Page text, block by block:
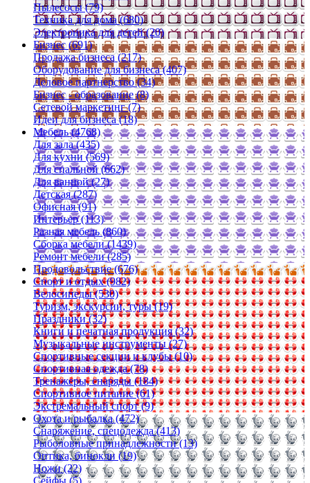
Пылесосы (79)
Техника для дома (680)
Электроника для детей (20)
Бизнес (691)
Продажа бизнеса (217)
Оборудование для бизнеса (407)
Деловое партнерство (34)
Бизнес - образование (8)
Сетевой маркетинг (7)
Идеи для бизнеса (18)
Мебель (4768)
Для зала (435)
Для кухни (569)
Для спальной (662)
Для ванной (27)
Детская (287)
Офисная (91)
Интерьер (113)
Разная мебель (860)
Сборка мебели (1439)
Ремонт мебели (285)
Продовольствие (676)
Спорт и отдых (982)
Велосипеды (530)
Туризм, экскурсии, туры (19)
Праздники (32)
Книги и печатная продукция (32)
Музыкальные инструменты (27)
Спортивные секции и клубы (10)
Спортивная одежда (78)
Тренажеры, снаряды (184)
Спортивное питание (61)
Экстремальный спорт (9)
Охота и рыбалка (472)
Снаряжение, спецодежда (413)
Рыболовные принадлежности (13)
Оптика, бинокли (19)
Ножи (22)
Сейфы (5)